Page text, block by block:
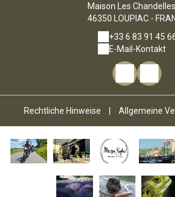
Maison Les
46350 LOUPIAC -
+33 6 83 91 45
E-Mail-Kontakt
Rechtliche Hinweise Allgemeine